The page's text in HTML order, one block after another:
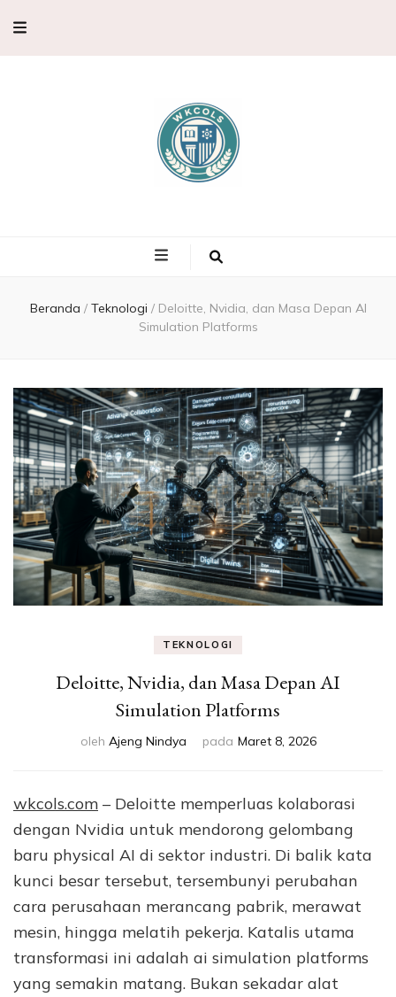
Pembahasan
Ilmu
Pengetahuan,
Eksperimen &
Fakta Sains
Beranda / Teknologi / Deloitte, Nvidia, dan Masa Depan AI
Simulation Platforms
TEKNOLOGI
Deloitte, Nvidia, dan Masa Depan AI
Simulation Platforms
oleh Ajeng Nindya pada Maret 8, 2026
wkcols.com – Deloitte memperluas kolaborasi
dengan Nvidia untuk mendorong gelombang
baru physical AI di sektor industri. Di balik kata
kunci besar tersebut, tersembunyi perubahan
cara perusahaan merancang pabrik, merawat
mesin, hingga melatih pekerja. Katalis utama
transformasi ini adalah ai simulation platforms
yang semakin matang. Bukan sekadar alat